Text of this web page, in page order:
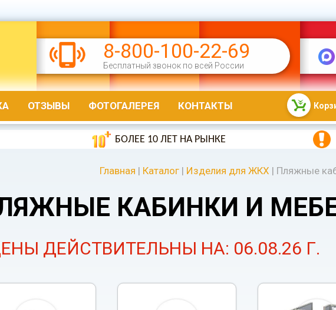
8-800-100-22-69
Бесплатный звонок по всей России
ОТЗЫВЫ ФОТОГАЛЕРЕЯ КОНТАКТЫ
БОЛЕЕ 10 ЛЕТ НА РЫНКЕ
Главная | Каталог | Изделия для ЖКХ | Пляжные
КАБИНКИ И
ДЕЙСТВИТЕЛЬНЫ НА: 06.08.26 Г.